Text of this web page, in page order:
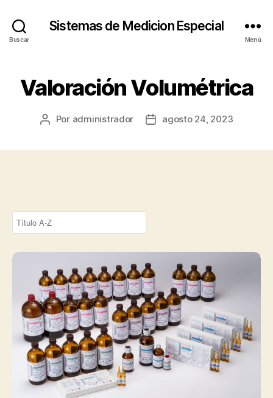
Buscar
Sistemas de Medicion Especial
Menú
Valoración Volumétrica
Autor
Por administrador
Fechaagosto 24, 2023